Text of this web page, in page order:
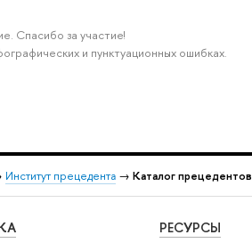
Спасибо за участие!
и пунктуационных ошибках.
Институт прецедента → Каталог прецедентов
РЕСУРСЫ